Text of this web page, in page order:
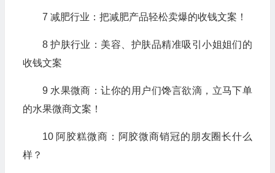
7 减肥行业：把减肥产品轻松卖爆的收钱文案！
8 护肤行业：美容、护肤品精准吸引小姐姐们的
收钱文案
9 水果微商：让你的用户们馋言欲滴，立马下单
的水果微商文案！
10 阿胶糕微商：阿胶微商销冠的朋友圈长什么
样？